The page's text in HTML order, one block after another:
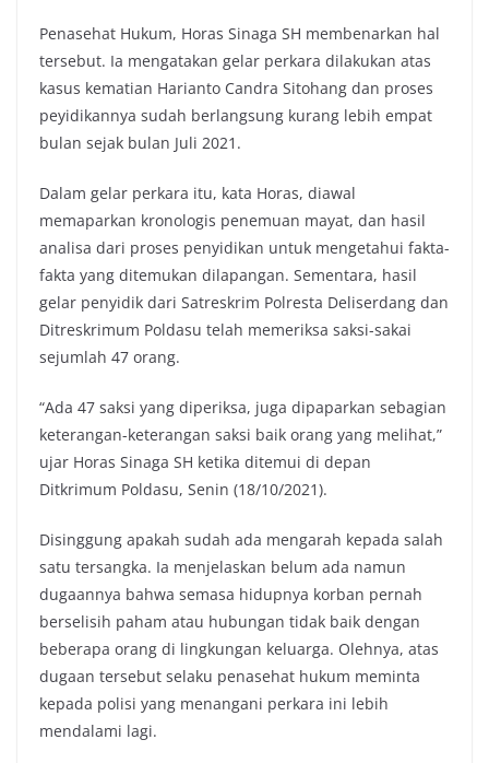
Penasehat Hukum, Horas Sinaga SH membenarkan hal
tersebut. Ia mengatakan gelar perkara dilakukan atas
kasus kematian Harianto Candra Sitohang dan proses
peyidikannya sudah berlangsung kurang lebih empat
bulan sejak bulan Juli 2021.
Dalam gelar perkara itu, kata Horas, diawal
memaparkan kronologis penemuan mayat, dan hasil
analisa dari proses penyidikan untuk mengetahui fakta-
fakta yang ditemukan dilapangan. Sementara, hasil
gelar penyidik dari Satreskrim Polresta Deliserdang dan
Ditreskrimum Poldasu telah memeriksa saksi-sakai
sejumlah 47 orang.
“Ada 47 saksi yang diperiksa, juga dipaparkan sebagian
keterangan-keterangan saksi baik orang yang melihat,”
ujar Horas Sinaga SH ketika ditemui di depan
Ditkrimum Poldasu, Senin (18/10/2021).
Disinggung apakah sudah ada mengarah kepada salah
satu tersangka. Ia menjelaskan belum ada namun
dugaannya bahwa semasa hidupnya korban pernah
berselisih paham atau hubungan tidak baik dengan
beberapa orang di lingkungan keluarga. Olehnya, atas
dugaan tersebut selaku penasehat hukum meminta
kepada polisi yang menangani perkara ini lebih
mendalami lagi.